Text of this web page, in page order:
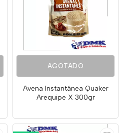
AGOTADO
Avena Instantánea Quaker
Arequipe X 300gr